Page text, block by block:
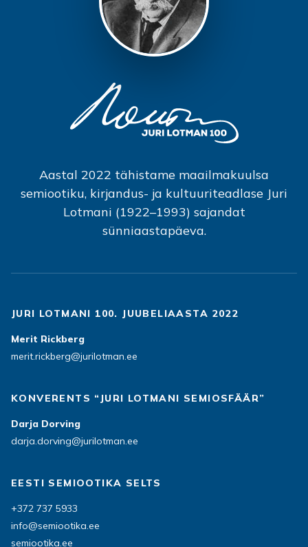
Aastal 2022 tähistame maailmakuulsa
semiootiku, kirjandus- ja kultuuriteadlase Juri
Lotmani (1922–1993) sajandat
sünniaastapäeva.
JURI LOTMANI 100. JUUBELIAASTA 2022
Merit Rickberg
merit.rickberg@jurilotman.ee
KONVERENTS “JURI LOTMANI SEMIOSFÄÄR”
Darja Dorving
darja.dorving@jurilotman.ee
EESTI SEMIOOTIKA SELTS
+372 737 5933
info@semiootika.ee
semiootika.ee